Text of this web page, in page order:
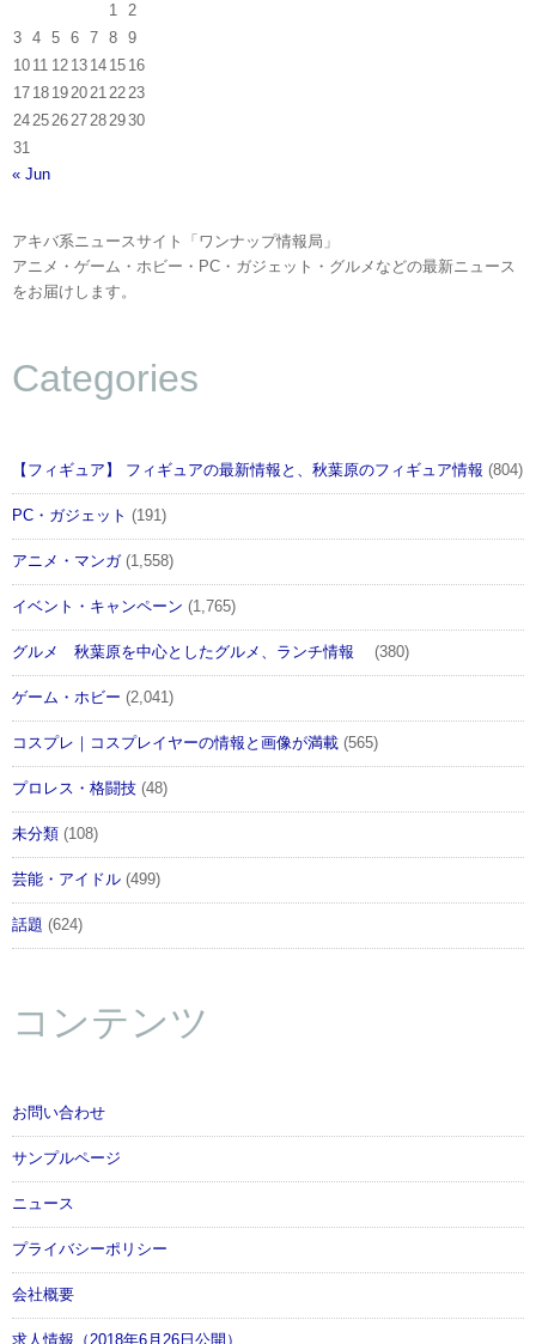
1
2
3
4 5 6 7 8
9
10 11 12 13 14 15 16
17 18 1920212223
24252627282930
31
« Jun
アキバ系ニュースサイト「ワンナップ情報局」
アニメ・ゲーム・ホビー・PC・ガジェット・グルメなどの最新ニュース
をお届けします。
Categories
【フィギュア】 フィギュアの最新情報と、秋葉原のフィギュア情報 (804)
PC・ガジェット (191)
アニメ・マンガ(1,558)
イベント・キャンペーン (1,765)
グルメ 秋葉原を中心としたグルメ、ランチ情報 (380)
ゲーム・ホビー (2,041)
コスプレ｜コスプレイヤーの情報と画像が満載 (565)
プロレス・格闘技 (48)
未分類 (108)
芸能・アイドル (499)
話題 (624)
コンテンツ
お問い合わせ
サンプルページ
ニュース
プライバシーポリシー
会社概要